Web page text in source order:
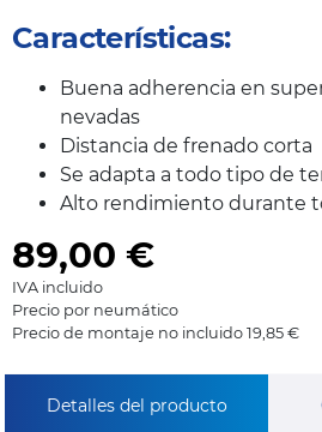
Características:
Buena adherencia en
nevadas
Distancia de frenado corta
Se adapta a todo tipo de
Alto rendimiento durante
89,00 €
IVA incluido
Precio por neumático
Precio de montaje no incluido 19,85 €
Detalles del producto